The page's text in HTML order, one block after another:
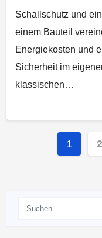
Schallschutz und
einem Bauteil
Energiekosten und
Sicherheit im
klassischen…
der
1 2